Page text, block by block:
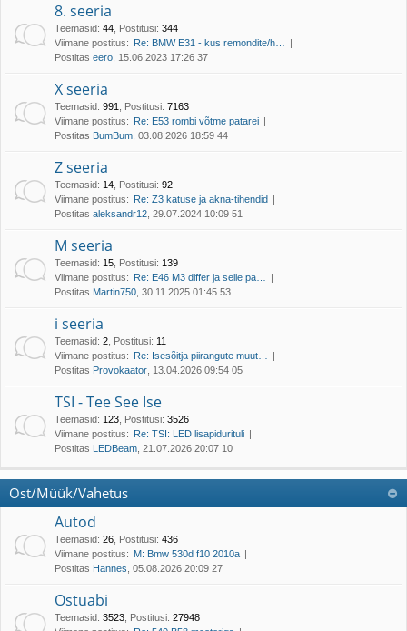
8. seeria
Teemasid: 44 Postitusi: 344
Viimane postitus: Re: BMW E31 - kus remondite/h…
Postitas eero , 15.06.2023 17:26 37
X seeria
Teemasid: 991 Postitusi: 7163
Viimane postitus: Re: E53 rombi võtme patarei
Postitas BumBum , 03.08.2026 18:59 44
Z seeria
Teemasid: 14 Postitusi: 92
Viimane postitus: Re: Z3 katuse ja akna-tihendid
Postitas aleksandr12 , 29.07.2024 10:09 51
M seeria
Teemasid: 15 Postitusi: 139
Viimane postitus: Re: E46 M3 differ ja selle pa…
Postitas Martin750 , 30.11.2025 01:45 53
i seeria
Teemasid: 2 Postitusi: 11
Viimane postitus: Re: Isesõitja piirangute muut…
Postitas Provokaator , 13.04.2026 09:54 05
TSI - Tee See Ise
Teemasid: 123 Postitusi: 3526
Viimane postitus: Re: TSI: LED lisapidurituli
Postitas LEDBeam , 21.07.2026 20:07 10
Ost/Müük/Vahetus
Autod
Teemasid: 26 Postitusi: 436
Viimane postitus: M: Bmw 530d f10 2010a
Postitas Hannes , 05.08.2026 20:09 27
Ostuabi
Teemasid: 3523 Postitusi: 27948